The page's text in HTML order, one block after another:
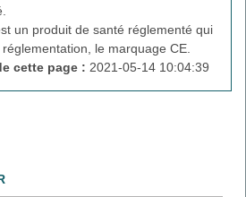
un produit de santé réglementé qui
le marquage CE.
cette page : 2021-05-14 10:04:39